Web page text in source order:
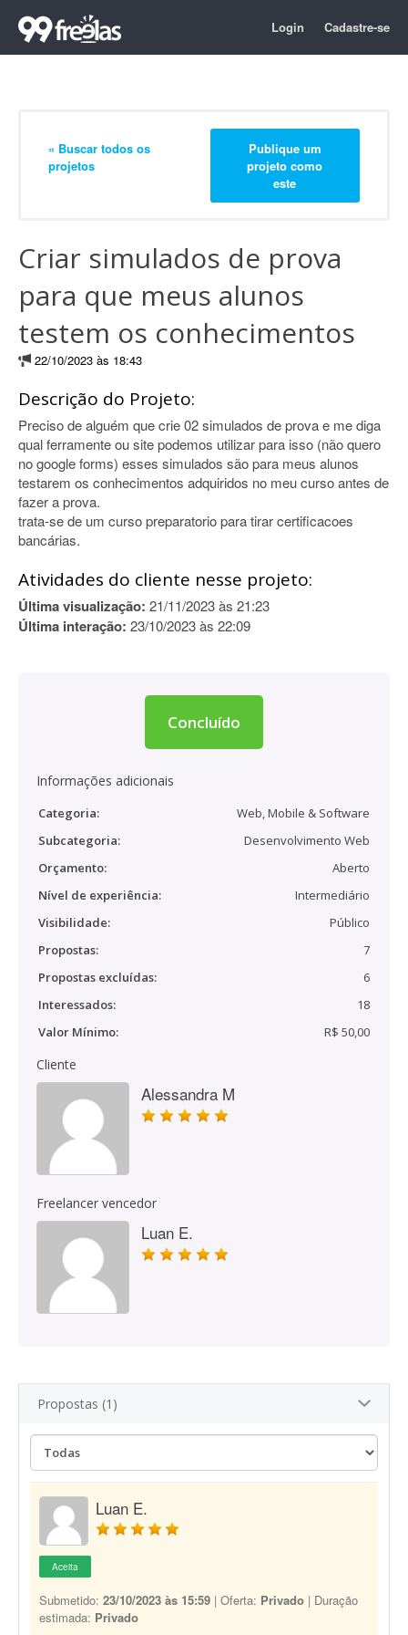
Login Cadastre-se
« Buscar todos os
projetos
Publique um
projeto como
este
Criar simulados de prova
para que meus alunos
testem os conhecimentos
22/10/2023 às 18:43
Descrição do Projeto:
Preciso de alguém que crie 02 simulados de prova e me diga
qual ferramente ou site podemos utilizar para isso (não quero
no google forms) esses simulados são para meus alunos
testarem os conhecimentos adquiridos no meu curso antes de
fazer a prova.
trata-se de um curso preparatorio para tirar certificacoes
bancárias.
Atividades do cliente nesse projeto:
Última visualização: 21/11/2023 às 21:23
Última interação: 23/10/2023 às 22:09
Concluído
Informações adicionais
Categoria:
Web, Mobile & Software
Subcategoria:
Desenvolvimento Web
Orçamento:
Aberto
Nível de experiência:
Intermediário
Visibilidade:
Público
Propostas:
7
Propostas excluídas:
6
Interessados:
18
Valor Mínimo:
R$ 50,00
Cliente
Alessandra M
Freelancer vencedor
Luan E.
Propostas (1)
Luan E.
Aceita
Submetido: 23/10/2023 às 15:59 | Oferta: Privado | Duração
estimada: Privado